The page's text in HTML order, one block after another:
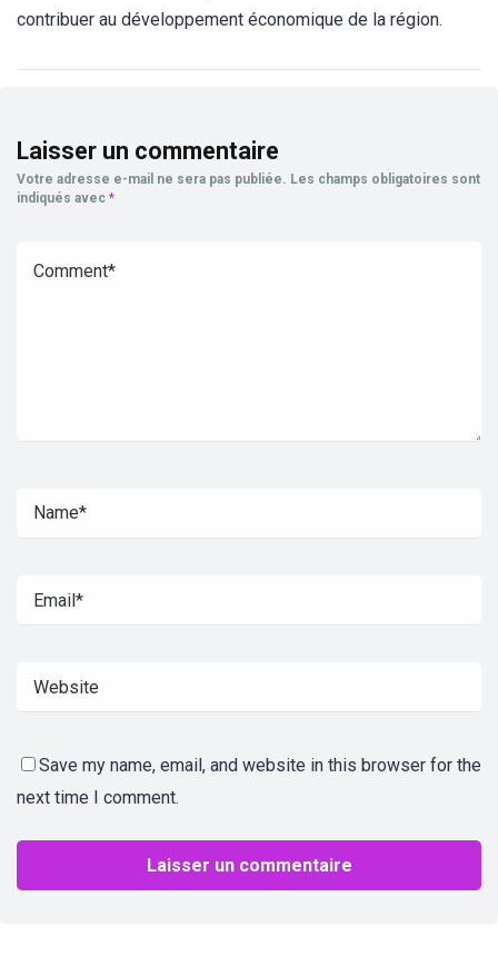
contribuer au développement économique de la région.
Laisser un commentaire
Votre adresse e-mail ne sera pas publiée. Les champs obligatoires sont
indiqués avec *
Save my name, email, and website in this browser for the
next time I comment.